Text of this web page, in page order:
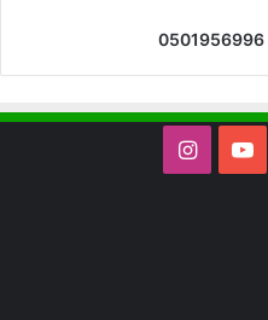
يوتيوبانستقرام